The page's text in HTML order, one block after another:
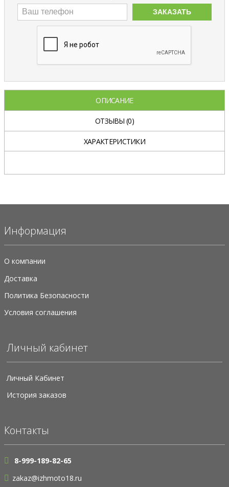
ЗАКАЗАТЬ
ОПИСАНИЕ
ОТЗЫВЫ(0)
ХАРАКТЕРИСТИКИ
Информация
О компании
Доставка
Политика Безопасности
Условия соглашения
Личный кабинет
Личный Кабинет
История заказов
Контакты
8-999-189-82-65
zakaz@izhmoto18.ru